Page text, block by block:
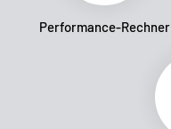
Performance-Rechner